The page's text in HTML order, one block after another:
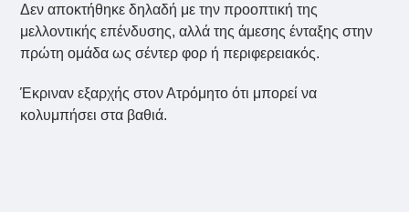
Δεν αποκτήθηκε δηλαδή με την προοπτική της
μελλοντικής επένδυσης, αλλά της άμεσης ένταξης στην
πρώτη ομάδα ως σέντερ φορ ή περιφερειακός.
Έκριναν εξαρχής στον Ατρόμητο ότι μπορεί να
κολυμπήσει στα βαθιά.